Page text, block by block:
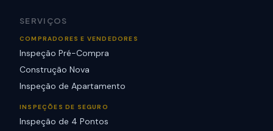
SERVIÇOS
COMPRADORES E VENDEDORES
Inspeção Pré-Compra
Construção Nova
Inspeção de Apartamento
INSPEÇÕES DE SEGURO
Inspeção de 4 Pontos